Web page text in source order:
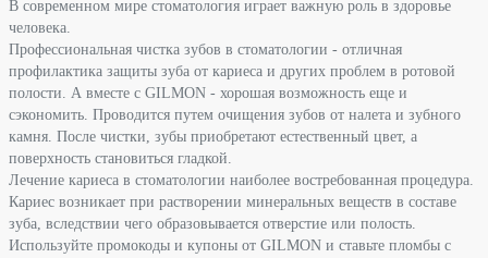
В современном мире стоматология играет важную роль в здоровье
человека.
Профессиональная чистка зубов в стоматологии - отличная
профилактика защиты зуба от кариеса и других проблем в ротовой
полости. А вместе с GILMON - хорошая возможность еще и
сэкономить. Проводится путем очищения зубов от налета и зубного
камня. После чистки, зубы приобретают естественный цвет, а
поверхность становиться гладкой.
Лечение кариеса в стоматологии наиболее востребованная процедура.
Кариес возникает при растворении минеральных веществ в составе
зуба, вследствии чего образовывается отверстие или полость.
Используйте промокоды и купоны от GILMON и ставьте пломбы с